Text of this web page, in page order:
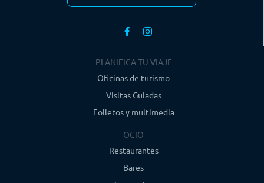
PLANIFICA TU VIAJE
Oficinas de turismo
Visitas Guiadas
Folletos y multimedia
OCIO
Restaurantes
Bares